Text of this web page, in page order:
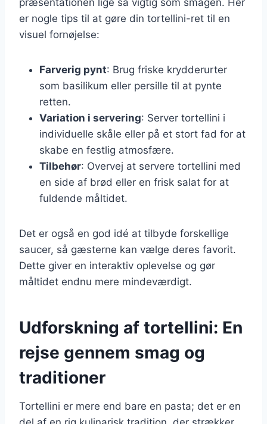
er nogle tips til at gøre din tortellini-ret til en
visuel fornøjelse:
Farverig pynt: Brug friske krydderurter
som basilikum eller persille til at pynte
retten.
Variation i servering: Server tortellini i
individuelle skåle eller på et stort fad for at
skabe en festlig atmosfære.
Tilbehør: Overvej at servere tortellini med
en side af brød eller en frisk salat for at
fuldende måltidet.
Det er også en god idé at tilbyde forskellige
saucer, så gæsterne kan vælge deres favorit.
Dette giver en interaktiv oplevelse og gør
måltidet endnu mere mindeværdigt.
Udforskning af tortellini: En
rejse gennem smag og
traditioner
Tortellini er mere end bare en pasta; det er en